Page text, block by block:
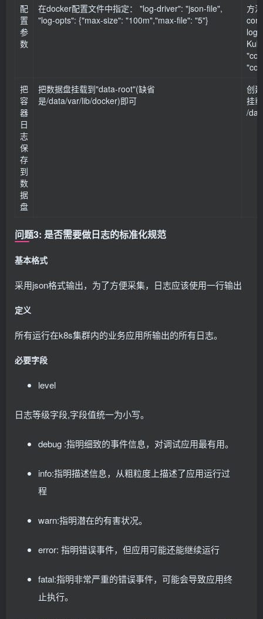
配
置
参
数
在docker配置文件中指定： "log-driver": "json-file",
"log-opts": {"max-size": "100m","max-file": "5"}
方
把
容
器
日
志
保
存
到
数
据
盘
把数据盘挂载到"data-root"(缺省
是/data/var/lib/docker)即可
创
挂
/
问题3: 是否需要做日志的标准化规范
基本格式
采用json格式输出，为了方便采集，日志应该使用一行输出
定义
所有运行在k8s集群内的业务应用所输出的所有日志。
必要字段
level
日志等级字段,字段值统一为小写。
debug :指明细致的事件信息，对调试应用最有用。
info:指明描述信息，从粗粒度上描述了应用运行过
程
warn:指明潜在的有害状况。
error: 指明错误事件，但应用可能还能继续运行
fatal:指明非常严重的错误事件，可能会导致应用终
止执行。